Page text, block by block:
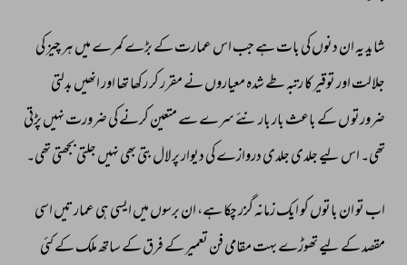
شاید یہ ان دنوں کی بات ہے جب اس عمارت کے بڑے کمرے میں ہر چیز کی
جلالت اور توقیر کا رتبہ طے شدہ معیاروں نے مقرر کر رکھا تھا اور انھیں بدلتی
ضرورتو ں کے باعث بار بار نئے سرے سے متعین کرنے کی ضرورت نہیں پڑتی
تھی۔ اس لیے جلدی جلدی دروازے کی دیوار پر لال بتی بھی نہیں جلتی بجھتی تھی۔
اب تو ان باتوں کو ایک زمانہ گزر چکا ہے، ان برسوں میں ایسی ہی عمارتیں اسی
مقصد کے لیے تھوڑے بہت مقامی فن تعمیر کے فرق کے ساتھ ملک کے کئی